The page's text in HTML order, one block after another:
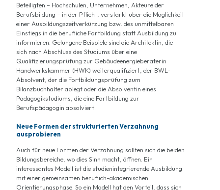
Beteiligten – Hochschulen, Unternehmen, Akteure der
Berufsbildung – in der Pflicht, verstärkt über die Möglichkeit
einer Ausbildungszeitverkürzung bzw. des unmittelbaren
Einstiegs in die berufliche Fortbildung statt Ausbildung zu
informieren. Gelungene Beispiele sind die Architektin, die
sich nach Abschluss des Studiums über eine
Qualifizierungsprüfung zur Gebäudeenergieberaterin
Handwerkskammer (HWK) weiterqualifiziert, der BWL-
Absolvent, der die Fortbildungsprüfung zum
Bilanzbuchhalter ablegt oder die Absolventin eines
Pädagogikstudiums, die eine Fortbildung zur
Berufspädagogin absolviert.
Neue Formen der strukturierten Verzahnung
ausprobieren
Auch für neue Formen der Verzahnung sollten sich die beiden
Bildungsbereiche, wo dies Sinn macht, öffnen. Ein
interessantes Modell ist die studienintegrierende Ausbildung
mit einer gemeinsamen beruflich-akademischen
Orientierungsphase. So ein Modell hat den Vorteil, dass sich